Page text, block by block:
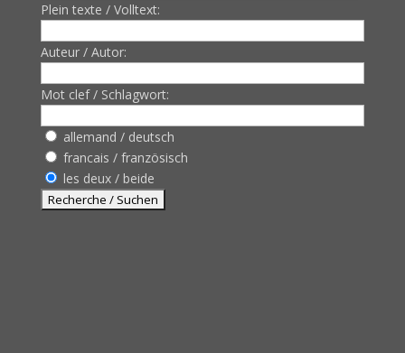
Plein texte / Volltext:
Auteur / Autor:
Mot clef / Schlagwort:
allemand / deutsch
francais / französisch
les deux / beide